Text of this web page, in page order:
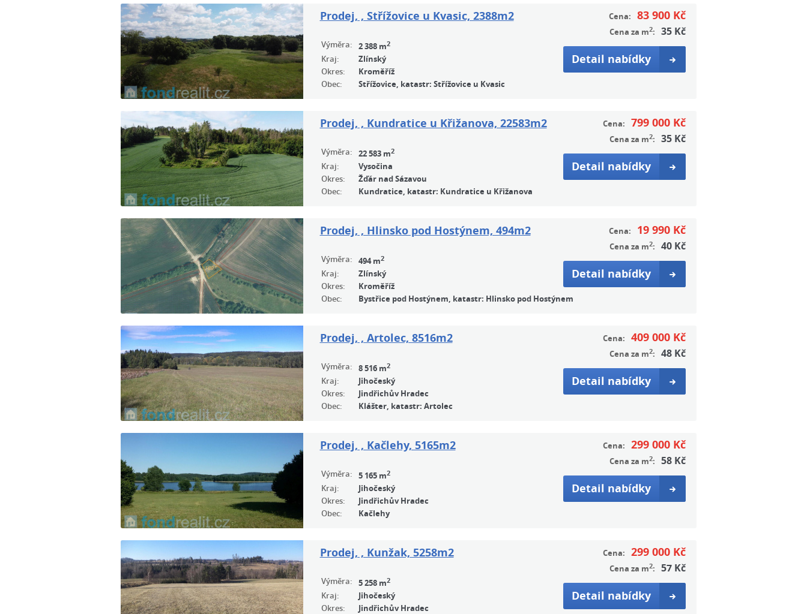
Prodej, , Střížovice u Kvasic, 2388m2
Výměra: 2 388 m2
Kraj:
Zlínský
Okres:
Kroměříž
Obec:
Střížovice, katastr: Střížovice u Kvasic
Cena: 83 900 Kč
Cena za m2: 35 Kč
Detail nabídky
Prodej, , Kundratice u Křižanova, 22583m2
Výměra: 22 583 m2
Kraj:
Vysočina
Okres:
Žďár nad Sázavou
Obec:
Kundratice, katastr: Kundratice u Křižanova
Cena: 799 000 Kč
Cena za m2: 35 Kč
Detail nabídky
Prodej, , Hlinsko pod Hostýnem, 494m2
Výměra: 494 m2
Kraj:
Zlínský
Okres:
Kroměříž
Obec:
Bystřice pod Hostýnem, katastr: Hlinsko pod Hostýnem
Cena: 19 990 Kč
Cena za m2: 40 Kč
Detail nabídky
Prodej, , Artolec, 8516m2
Výměra: 8 516 m2
Kraj:
Jihočeský
Okres:
Jindřichův Hradec
Obec:
Klášter, katastr: Artolec
Cena: 409 000 Kč
Cena za m2: 48 Kč
Detail nabídky
Prodej, , Kačlehy, 5165m2
Výměra: 5 165 m2
Kraj:
Jihočeský
Okres:
Jindřichův Hradec
Obec:
Kačlehy
Cena: 299 000 Kč
Cena za m2: 58 Kč
Detail nabídky
Prodej, , Kunžak, 5258m2
Výměra: 5 258 m2
Kraj:
Jihočeský
Okres:
Jindřichův Hradec
Cena: 299 000 Kč
Cena za m2: 57 Kč
Detail nabídky